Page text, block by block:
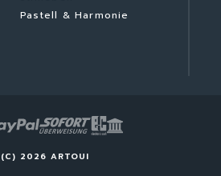
Pastell & Harmonie
(C) 2026 ARTOUI